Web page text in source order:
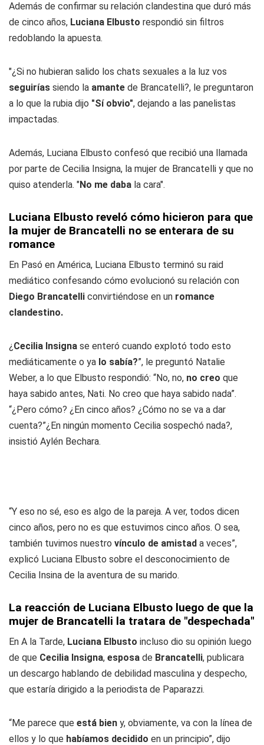
Además de confirmar su relación clandestina que duró más
de cinco años, Luciana Elbusto respondió sin filtros
redoblando la apuesta.
"¿Si no hubieran salido los chats sexuales a la luz vos
seguirías siendo la amante de Brancatelli?, le preguntaron
a lo que la rubia dijo "Sí obvio", dejando a las panelistas
impactadas.
Además, Luciana Elbusto confesó que recibió una llamada
por parte de Cecilia Insigna, la mujer de Brancatelli y que no
quiso atenderla. "No me daba la cara".
Luciana Elbusto reveló cómo hicieron para que
la mujer de Brancatelli no se enterara de su
romance
En Pasó en América, Luciana Elbusto terminó su raid
mediático confesando cómo evolucionó su relación con
Diego Brancatelli convirtiéndose en un romance
clandestino.
¿ Cecilia Insigna se enteró cuando explotó todo esto
mediáticamente o ya lo sabía?”, le preguntó Natalie
Weber, a lo que Elbusto respondió: “No, no, no creo que
haya sabido antes, Nati. No creo que haya sabido nada”.
“¿Pero cómo? ¿En cinco años? ¿Cómo no se va a dar
cuenta?”¿En ningún momento Cecilia sospechó nada?,
insistió Aylén Bechara.
“Y eso no sé, eso es algo de la pareja. A ver, todos dicen
cinco años, pero no es que estuvimos cinco años. O sea,
también tuvimos nuestro vínculo de amistad a veces”,
explicó Luciana Elbusto sobre el desconocimiento de
Cecilia Insina de la aventura de su marido.
La reacción de Luciana Elbusto luego de que la
mujer de Brancatelli la tratara de "despechada"
En A la Tarde, Luciana Elbusto incluso dio su opinión luego
de que Cecilia Insigna, esposa de Brancatelli, publicara
un descargo hablando de debilidad masculina y despecho,
que estaría dirigido a la periodista de Paparazzi.
“Me parece que está bien y, obviamente, va con la línea de
ellos y lo que habíamos decidido en un principio”, dijo